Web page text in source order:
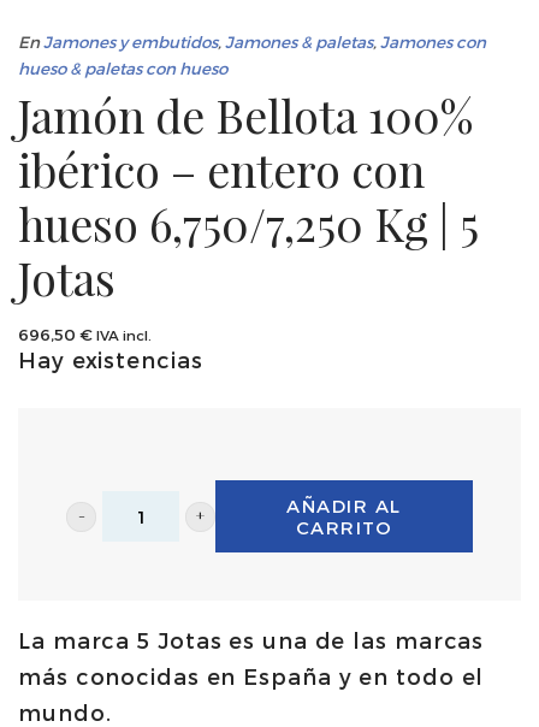
EnJamones y embutidos,Jamones & paletas,Jamones con
hueso & paletas con hueso
Jamón de Bellota 100%
ibérico – entero con
hueso 6,750/7,250 Kg | 5
Jotas
696,50 € IVA incl.
Hay existencias
Jamón
100%
ibérico
-
AÑADIR AL
CARRITO
La marca 5 Jotas es una de las marcas
más conocidas en España y en todo el
mundo.